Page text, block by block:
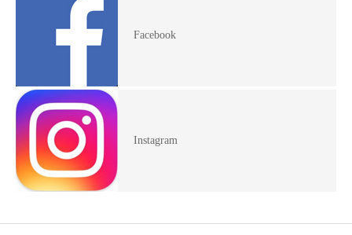
Facebook
Instagram